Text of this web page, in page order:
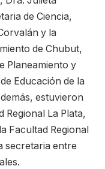
de Ciencia,
y la
de Chubut,
Planeamiento y
Educación de la
estuvieron
Regional La Plata,
Facultad Regional
secretaria entre